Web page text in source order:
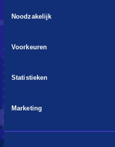
Noodzakelijk
Voorkeuren
Statistieken
Marketing
Droom je